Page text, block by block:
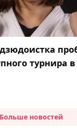
турнира
Больше новостей